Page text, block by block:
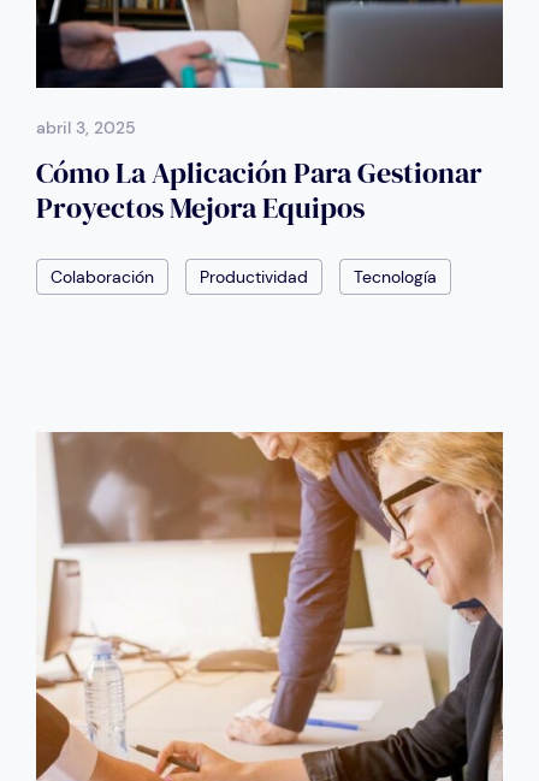
abril 3, 2025
Cómo La Aplicación Para Gestionar
Proyectos Mejora Equipos
Colaboración Productividad Tecnología